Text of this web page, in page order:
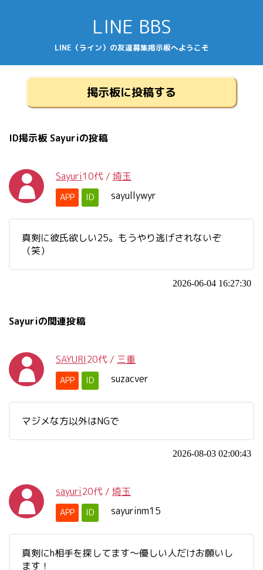
LINE BBS
LINE（ライン）の友達募集掲示板へようこそ
掲示板に投稿する
ID掲示板 Sayuriの投稿
Sayuri10代 / 埼玉
APP ID sayullywyr
真剣に彼氏欲しい25。もうやり逃げされないぞ
（笑）
2026-06-04 16:27:30
Sayuriの関連投稿
SAYURI20代 / 三重
APP ID suzacver
マジメな方以外はNGで
2026-08-03 02:00:43
sayuri20代 / 埼玉
APP ID sayurinm15
真剣にh相手を探してます～優しい人だけお願いし
ます！